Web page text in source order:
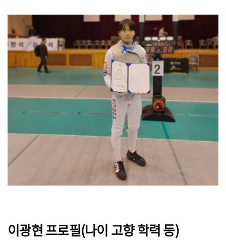
이광현 프로필(나이 고향 학력 등)